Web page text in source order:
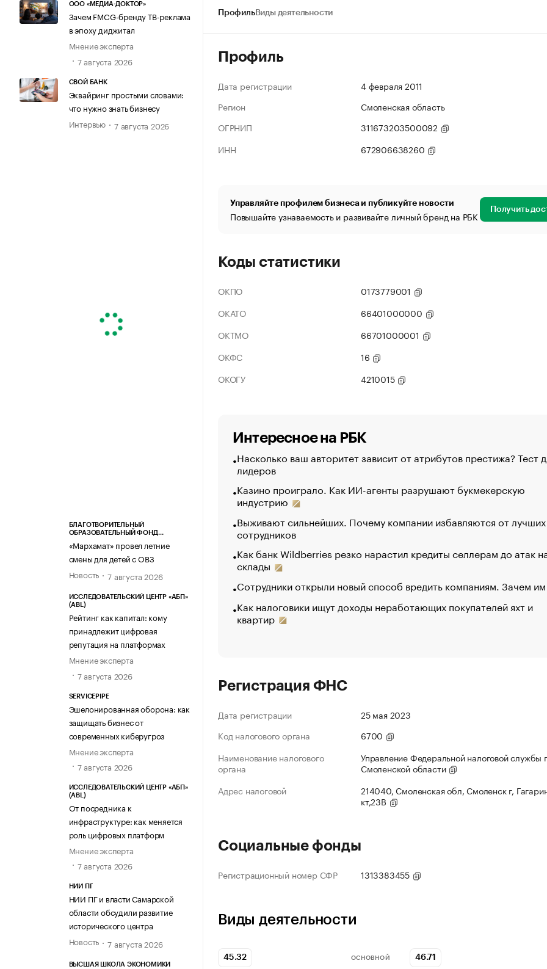
ООО «МЕДИА-ДОКТОР»
Зачем FMCG-бренду ТВ-реклама
в эпоху диджитал
Мнение эксперта
7 августа 2026
СВОЙ БАНК
Эквайринг простыми словами:
что нужно знать бизнесу
Интервью
7 августа 2026
БЛАГОТВОРИТЕЛЬНЫЙ
ОБРАЗОВАТЕЛЬНЫЙ ФОНД
«Мархамат» провел летние
смены для детей с ОВЗ
Новость
7 августа 2026
ИССЛЕДОВАТЕЛЬСКИЙ ЦЕНТР «АБП»
(ABL)
Рейтинг как капитал: кому
принадлежит цифровая
репутация на платформах
Мнение эксперта
7 августа 2026
SERVICEPIPE
Эшелонированная оборона: как
защищать бизнес от
современных киберугроз
Мнение эксперта
7 августа 2026
ИССЛЕДОВАТЕЛЬСКИЙ ЦЕНТР «АБП»
(ABL)
От посредника к
инфраструктуре: как меняется
роль цифровых платформ
Мнение эксперта
7 августа 2026
НИИ ПГ
НИИ ПГ и власти Самарской
области обсудили развитие
исторического центра
Новость
7 августа 2026
ВЫСШАЯ ШКОЛА ЭКОНОМИКИ
ПрофильВиды деятельности
Профиль
Дата регистрации
4 февраля 2011
Регион
Смоленская область
ОГРНИП
311673203500092
ИНН
672906638260
Управляйте профилем бизнеса и публикуйте новости
Повышайте узнаваемость и развивайте личный бренд на РБК Получить
Коды статистики
ОКПО
0173779001
ОКАТО
66401000000
ОКТМО
66701000001
ОКФС
16
ОКОГУ
4210015
Интересное на РБК
Насколько ваш авторитет зависит от атрибутов престижа? Тест
лидеров
Казино проиграло. Как ИИ-агенты разрушают букмекерскую
индустрию
Выживают сильнейших. Почему компании избавляются от лучших
сотрудников
Как банк Wildberries резко нарастил кредиты селлерам до атак
склады
Сотрудники открыли новый способ вредить компаниям. Зачем
Как налоговики ищут доходы неработающих покупателей яхт и
квартир
Регистрация ФНС
Дата регистрации
25 мая 2023
Код налогового органа
6700
Наименование налогового
органа
Управление Федеральной налоговой службы
Смоленской области
Адрес налоговой
214040, Смоленская обл, Смоленск г,
кт,23В
Социальные фонды
Регистрационный номер СФР 1313383455
Виды деятельности
45.32 ОСНОВНОЙ 46.71